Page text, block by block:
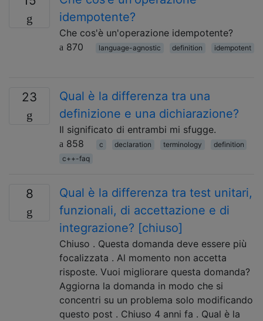
idempotente?
Che cos'è un'operazione idempotente?
870
language-agnostic definition idempotent
23
Qual è la differenza tra una
definizione e una dichiarazione?
Il significato di entrambi mi sfugge.
858
c declaration terminology
definition
c++-faq
8
Qual è la differenza tra test unitari,
funzionali, di accettazione e di
integrazione? [chiuso]
Chiuso . Questa domanda deve essere più
focalizzata . Al momento non accetta
risposte. Vuoi migliorare questa domanda?
Aggiorna la domanda in modo che si
concentri su un problema solo modificando
questo post . Chiuso 4 anni fa . Qual è la